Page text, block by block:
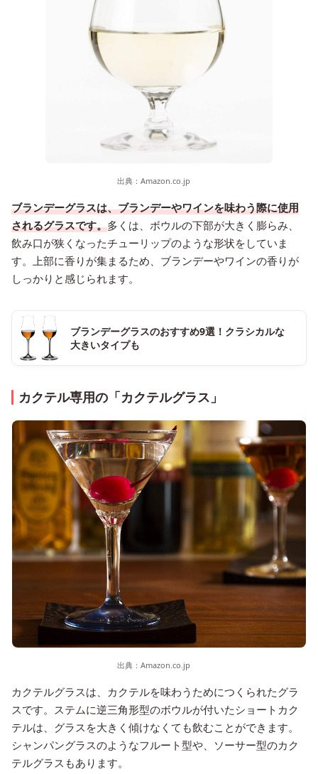
出典： Amazon.co.jp
ブランデーグラスは、ブランデーやワインを味わう際に使用
されるグラスです。多くは、ボウルの下部が大きく膨らみ、
飲み口が狭くなったチューリップのような形状をしていま
す。上部に香りが集まるため、ブランデーやワインの香りが
しっかりと感じられます。
ブランデーグラスのおすすめ9選！クラシカルな
大きいタイプも
カクテル専用の「カクテルグラス」
出典： Amazon.co.jp
カクテルグラスは、カクテルを味わうためにつくられたグラ
スです。ステムに逆三角形型のボウルが付いたショートカク
テルは、グラスを大きく傾けなくても飲むことができます。
シャンパングラスのようなフルート型や、ソーサー型のカク
テルグラスもあります。